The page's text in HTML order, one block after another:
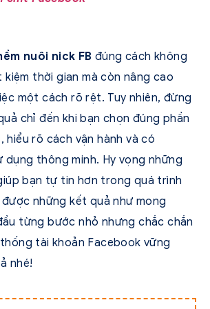
nuôi nick FB đúng cách không
thời gian mà còn nâng cao
một cách rõ rệt. Tuy nhiên, đừng
chỉ đến khi bạn chọn đúng phần
hiểu rõ cách vận hành và có
dụng thông minh. Hy vọng những
bạn tự tin hơn trong quá trình
những kết quả như mong
từng bước nhỏ nhưng chắc chắn
tài khoản Facebook vững
nhé!